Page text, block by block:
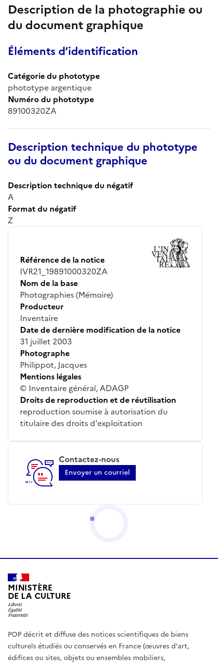
Description de la photographie ou
du document graphique
Éléments d’identification
Catégorie du phototype
phototype argentique
Numéro du phototype
89100320ZA
Description technique du phototype
ou du document graphique
Description technique du négatif
A
Format du négatif
Z
Référence de la notice
IVR21_19891000320ZA
Nom de la base
Photographies (Mémoire)
Producteur
Inventaire
Date de dernière modification de la notice
31 juillet 2003
Photographe
Philippot, Jacques
Mentions légales
© Inventaire général, ADAGP
Droits de reproduction et de réutilisation
reproduction soumise à autorisation du
titulaire des droits d'exploitation
Contactez-nous
Envoyer un courriel
MINISTÈRE
DE LA CULTURE
POP décrit et diffuse des notices scientifiques de biens
culturels étudiés ou conservés en France (œuvres d'art,
édifices ou sites, objets ou ensembles mobiliers,